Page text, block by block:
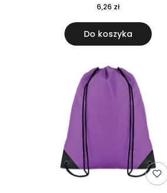
6,26 zł
Do koszyka